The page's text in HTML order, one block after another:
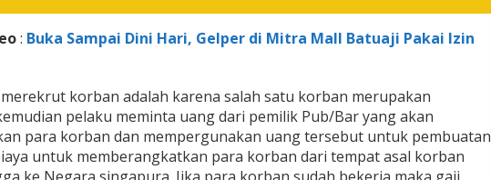
: Buka Sampai Dini Hari, Gelper di Mitra Mall Batuaji Pakai Izin
merekrut korban adalah karena salah satu korban merupakan
pelaku meminta uang dari pemilik Pub/Bar yang akan
para korban dan mempergunakan uang tersebut untuk pembuatan
untuk memberangkatkan para korban dari tempat asal korban
ke Negara singapura. Jika para korban sudah bekerja maka gaji